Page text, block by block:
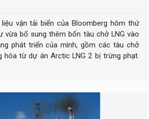
vận tải biển của Bloomberg hôm thứ
vừa bổ sung thêm bốn tàu chở LNG vào
phát triển của mình, gồm các tàu chở
hóa từ dự án Arctic LNG 2 bị trừng phạt.